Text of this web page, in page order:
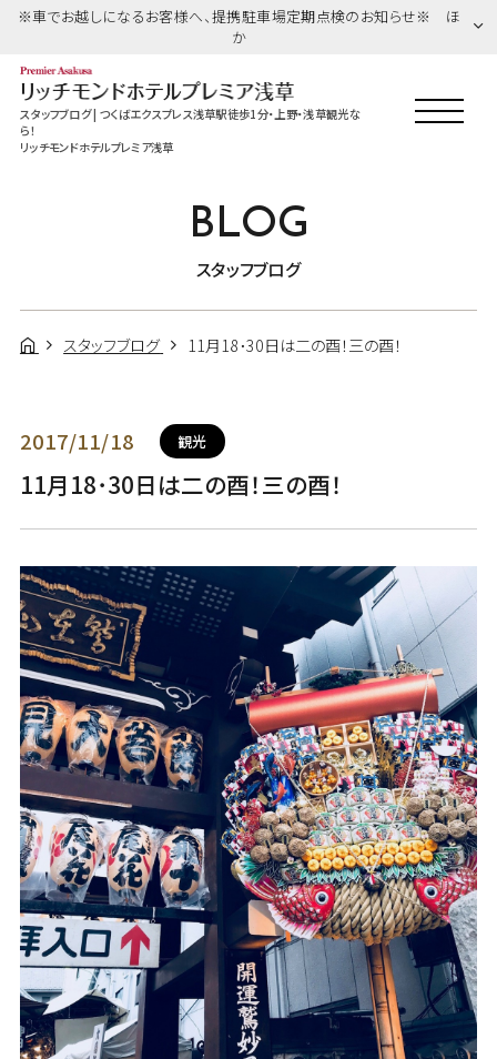
※車でお越しになるお客様へ、提携駐車場定期点検のお知らせ※ ほ
か
スタッフブログ | つくばエクスプレス浅草駅徒歩1分・上野・浅草観光な
ら！
リッチモンドホテルプレミア浅草
BLOG
スタッフブログ
スタッフブログ 11月18･30日は二の酉！三の酉！
2017/11/18 観光
11月18･30日は二の酉！三の酉！